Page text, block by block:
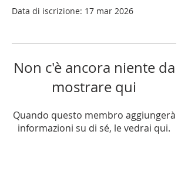
Data di iscrizione: 17 mar 2026
Non c'è ancora niente da
mostrare qui
Quando questo membro aggiungerà
informazioni su di sé, le vedrai qui.